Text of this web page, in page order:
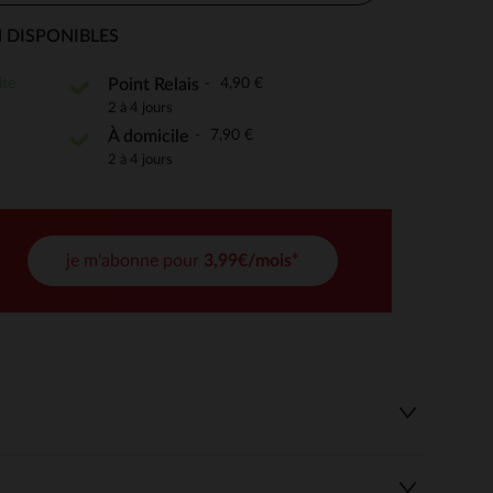
de confidentialité, en garantissant la conformité avec
Point Relais 4,90 €
2 à 4 jours
À domicile 7,90 €
2 à 4 jours
je m'abonne pour 3,99€/mois*